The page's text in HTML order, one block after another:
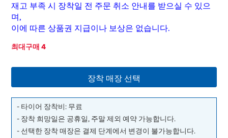
재고 부족 시 장착일 전 주문 취소 안내를 받으실 수 있으
며,
이에 따른 상품권 지급이나 보상은 없습니다.
최대구매 4
장착 매장 선택
- 타이어 장착비: 무료
- 장착 희망일은 공휴일, 주말 제외 예약 가능합니다.
- 선택한 장착 매장은 결제 단계에서 변경이 불가능합니다.